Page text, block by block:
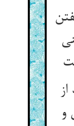
و